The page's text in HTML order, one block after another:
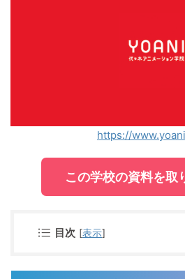
https://
この学校の資料を取
目次 [表示]